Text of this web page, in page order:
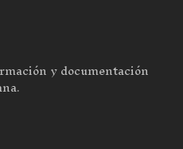
y documentación